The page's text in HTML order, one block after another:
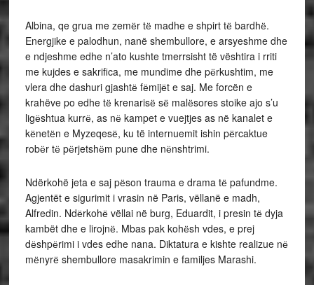
Albina, qe grua me zemёr tё madhe e shpirt tё bardhё.
Energjike e palodhun, nanë shembullore, e arsyeshme dhe
e ndjeshme edhe n’ato kushte tmerrsisht të vështira i rriti
me kujdes e sakrifica, me mundime dhe pёrkushtim, me
vlera dhe dashuri gjashtё fёmijёt e saj. Me forcën e
krahëve po edhe tё krenarisё sё malёsores stoike ajo s’u
ligёshtua kurrё, as nё kampet e vuejtjes as në kanalet e
kёnetёn e Myzeqesё, ku të internuemit ishin pёrcaktue
robёr tё pёrjetshёm pune dhe nёnshtrimi.
Ndërkohë jeta e saj pёson trauma e drama tё pafundme.
Agjentët e sigurimit i vrasin në Paris, vëllanë e madh,
Alfredin. Ndёrkohё vëllai në burg, Eduardit, i presin tё dyja
kambët dhe e lirojnё. Mbas pak kohёsh vdes, e prej
dёshpёrimi i vdes edhe nana. Diktatura e kishte realizue nё
mёnyrё shembullore masakrimin e familjes Marashi.